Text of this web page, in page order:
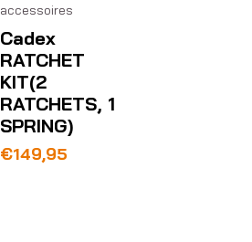
accessoires
Cadex
RATCHET
KIT(2
RATCHETS, 1
SPRING)
€149,95